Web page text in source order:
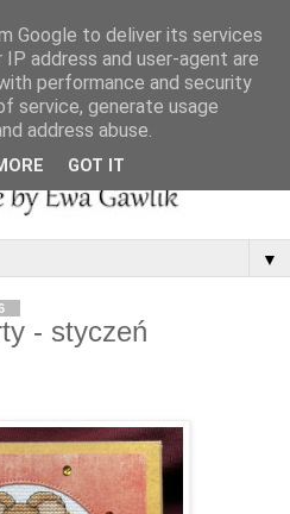
▼
- styczeń
Google to deliver its services
address and user-agent are
performance and security
service, generate usage
address abuse.
GOT IT